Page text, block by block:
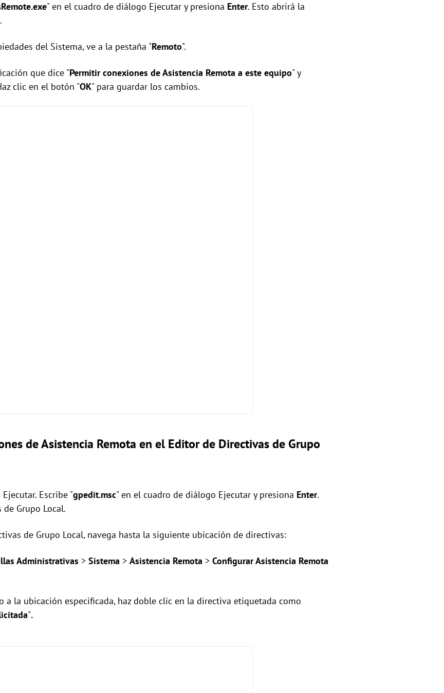
" en el cuadro de diálogo Ejecutar y presiona Enter. Esto abrirá la
del Sistema, ve a la pestaña "Remoto".
que dice "Permitir conexiones de Asistencia Remota a este equipo" y
clic en el botón "OK" para guardar los cambios.
de Asistencia Remota en el Editor de Directivas de Grupo
Escribe "gpedit.msc" en el cuadro de diálogo Ejecutar y presiona Enter.
Grupo Local.
de Grupo Local, navega hasta la siguiente ubicación de directivas:
Administrativas > Sistema > Asistencia Remota > Configurar Asistencia Remota
a la ubicación especificada, haz doble clic en la directiva etiquetada como
".